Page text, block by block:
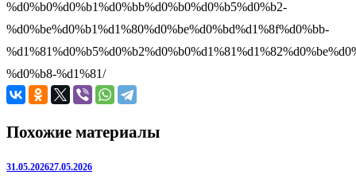
%d0%b0%d0%b1%d0%bb%d0%b0%d0%b5%d0%b2-
%d0%be%d0%b1%d1%80%d0%be%d0%bd%d1%8f%d0%bb-
%d0%b8-%d1%81/
Похожие материалы
31.05.202627.05.2026